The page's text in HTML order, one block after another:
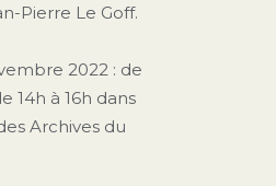
Pierre Le Goff.
2022 : de
14h à 16h dans
Archives du